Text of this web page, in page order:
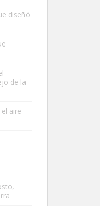
diseñó
de la
aire